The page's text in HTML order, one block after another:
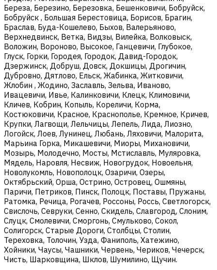
Береза, Березино, Березовка, Бешенковичи, Бобруйск,
Бобруйск , Большая Берестовица, Борисов, Брагин,
Браслав, Буда-Кошелево, Быхов, Валерьяново,
Верхнедвинск, Ветка, Видзы, Вилейка, Волковыск,
Воложин, Вороново, Высокое, Ганцевичи, Глубокое,
Глуск, Горки, Городея, Городок, Давид-Городок,
Дзержинск, Добруш, Довск, Докшицы, Дрогичин,
Дубровно, Дятлово, Ельск, Жабинка, Житковичи,
Жлобин , Жодино, Заславль, Зельва, Иваново,
Ивацевичи, Ивье, Калинковичи, Клецк, Климовичи,
Кличев, Кобрин, Копыль, Кореличи, Корма,
Костюковичи, Красное, Краснополье, Кремное, Кричев,
Крупки, Лагвощи, Лельчицы, Лепель, Лида, Лиозно,
Логойск, Лоев, Лунинец, Любань, Ляховичи, Малорита,
Марьина Горка, Микашевичи, Миоры, Михановичи,
Мозырь, Молодечно, Мосты, Мстиславль, Муляровка,
Мядель, Наровля, Несвиж, Новогрудок, Новоельня,
Новолукомль, Новополоцк, Озаричи, Озеры,
Октябрьский, Орша, Острино, Островец, Ошмяны,
Паричи, Петриков, Пинск, Полоцк, Поставы, Пружаны,
Ратомка, Речица, Рогачев, Россоны, Россь, Светлогорск,
Свислочь, Севруки, Сенно, Скидель, Славгород, Слоним,
Слуцк, Смолевичи, Сморгонь, Смульково, Сокол,
Солигорск, Старые Дороги, Столбцы, Столин,
Тереховка, Толочин, Узда, Фаниполь, Хатежино,
Хойники, Чаусы, Чашники, Червень, Чериков, Чечерск,
Чисть, Шарковщина, Шклов, Шумилино, Щучин.